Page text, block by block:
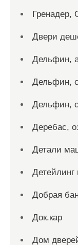
Гренадер,
Двери
Дельфин,
Дельфин,
Дельфин,
Деребас,
Детали
Детейлинг
Добрая
Док.кар
Дом